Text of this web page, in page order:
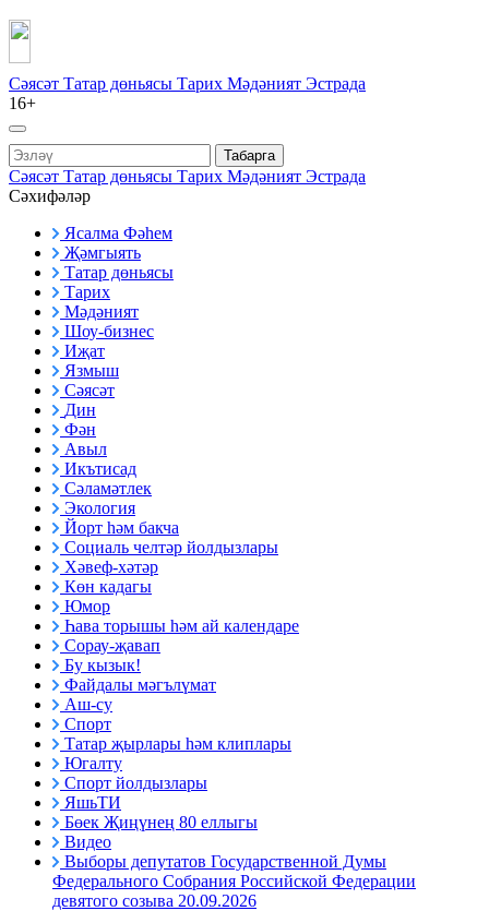
Сәясәт Татар дөньясы Тарих Мәдәният Эстрада
16+
Табарга
Сәясәт Татар дөньясы Тарих Мәдәният Эстрада
Сәхифәләр
Ясалма Фәһем
Җәмгыять
Татар дөньясы
Тарих
Мәдәният
Шоу-бизнес
Иҗат
Язмыш
Сәясәт
Дин
Фән
Авыл
Икътисад
Сәламәтлек
Экология
Йорт һәм бакча
Социаль челтәр йолдызлары
Хәвеф-хәтәр
Көн кадагы
Юмор
Һава торышы һәм ай календаре
Сорау-җавап
Бу кызык!
Файдалы мәгълүмат
Аш-су
Спорт
Татар җырлары һәм клиплары
Югалту
Спорт йолдызлары
ЯшьТИ
Бөек Җиңүнең 80 еллыгы
Видео
Выборы депутатов Государственной Думы
Федерального Собрания Российской Федерации
девятого созыва 20.09.2026